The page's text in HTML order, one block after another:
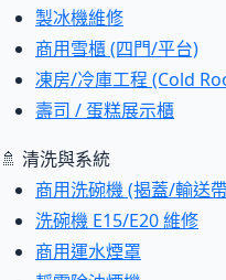
製冰機維修
商用雪櫃 (四門/平台)
凍房/冷庫工程 (Cold
壽司 / 蛋糕展示櫃
🚿 清洗與系統
商用洗碗機 (揭蓋/輸送
洗碗機 E15/E20 維修
商用運水煙罩